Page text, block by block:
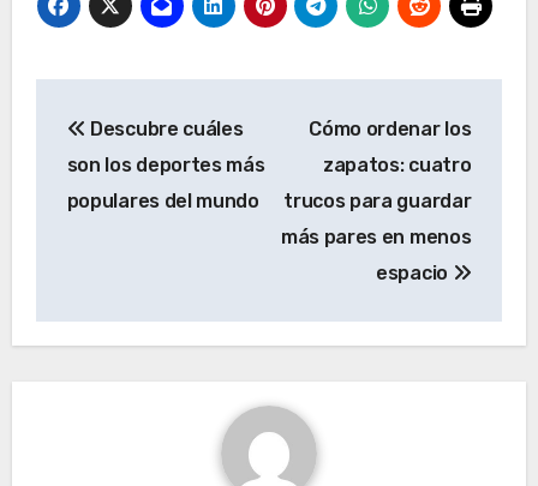
de
entradas
Descubre cuáles
son los deportes más
populares del mundo
Cómo ordenar los
zapatos: cuatro
trucos para guardar
más pares en menos
espacio